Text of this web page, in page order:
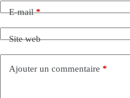
E-mail*
Site web
Ajouter un commentaire *